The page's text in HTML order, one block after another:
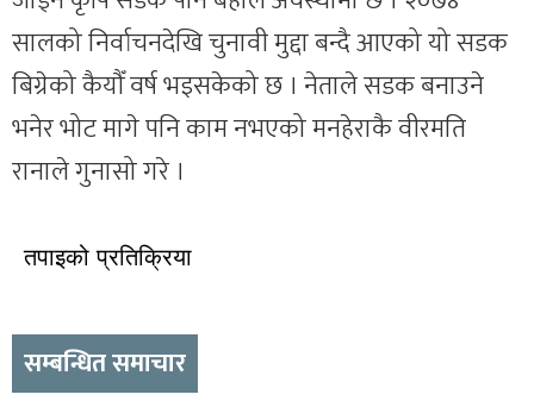
सालको निर्वाचनदेखि चुनावी मुद्दा बन्दै आएको यो सडक
बिग्रेको कैयौँ वर्ष भइसकेको छ । नेताले सडक बनाउने
भनेर भोट मागे पनि काम नभएको मनहेराकै वीरमति
रानाले गुनासो गरे ।
तपाइको प्रतिक्रिया
सम्बन्धित समाचार